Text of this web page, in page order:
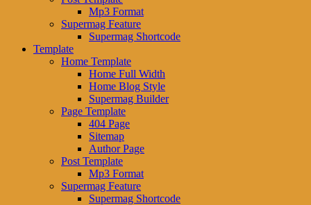
Mp3 Format
Supermag Feature
Supermag Shortcode
Template
Home Template
Home Full Width
Home Blog Style
Supermag Builder
Page Template
404 Page
Sitemap
Author Page
Post Template
Mp3 Format
Supermag Feature
Supermag Shortcode